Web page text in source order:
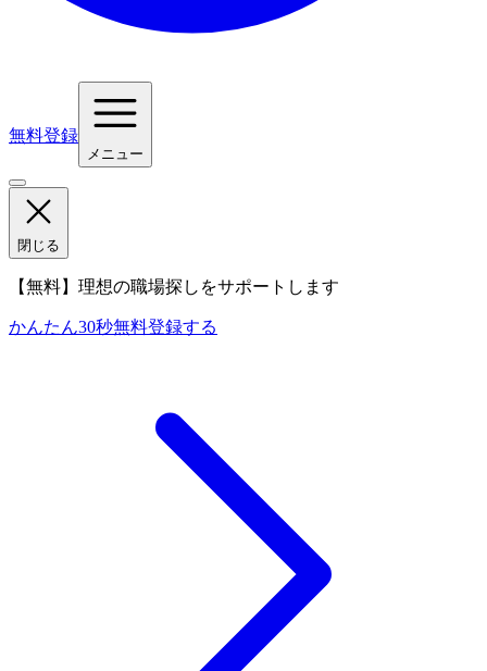
無料登録
メニュー
閉じる
【無料】理想の職場探しをサポートします
かんたん30秒無料登録する